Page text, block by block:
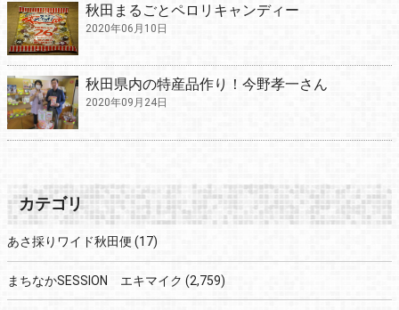
秋田まるごとペロリキャンディー
2020年06月10日
秋田県内の特産品作り！今野孝一さん
2020年09月24日
カテゴリ
あさ採りワイド秋田便 (17)
まちなかSESSION エキマイク (2,759)